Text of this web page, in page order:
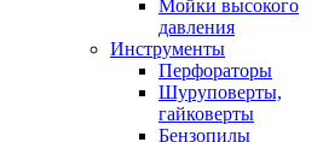
Мойки высокого
давления
Инструменты
Перфораторы
Шуруповерты,
гайковерты
Бензопилы